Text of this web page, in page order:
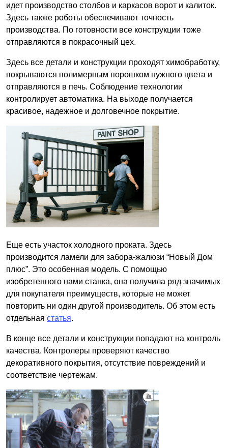
идет производство столбов и каркасов ворот и калиток.
Здесь также роботы обеспечивают точность
производства. По готовности все конструкции тоже
отправляются в покрасочный цех.
Здесь все детали и конструкции проходят химобработку,
покрываются полимерным порошком нужного цвета и
отправляются в печь. Соблюдение технологии
контролирует автоматика. На выходе получается
красивое, надежное и долговечное покрытие.
Еще есть участок холодного проката. Здесь
производится ламели для забора-жалюзи “Новый Дом
плюс”. Это особенная модель. С помощью
изобретенного нами станка, она получила ряд значимых
для покупателя преимуществ, которые не может
повторить ни один другой производитель. Об этом есть
отдельная статья.
В конце все детали и конструкции попадают на контроль
качества. Контролеры проверяют качество
декоративного покрытия, отсутствие повреждений и
соответствие чертежам.